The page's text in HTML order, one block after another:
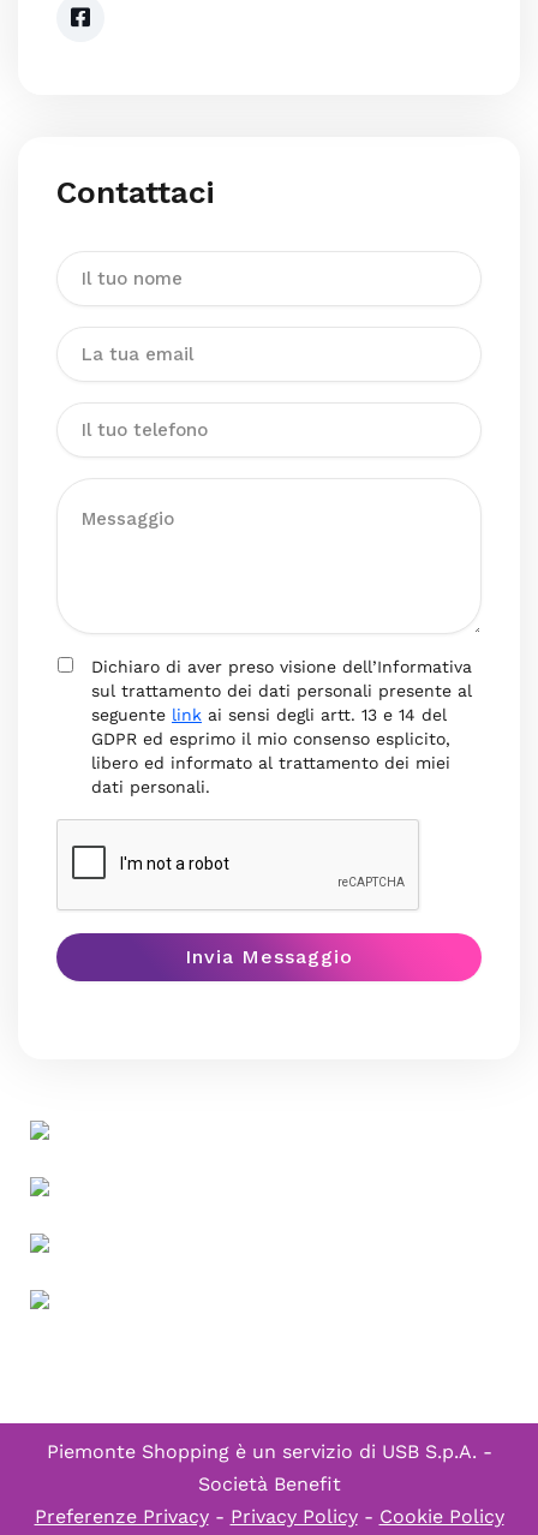
Contattaci
Dichiaro di aver preso visione dell’Informativa
sul trattamento dei dati personali presente al
seguente link ai sensi degli artt. 13 e 14 del
GDPR ed esprimo il mio consenso esplicito,
libero ed informato al trattamento dei miei
dati personali.
Piemonte Shopping è un servizio di USB S.p.A. -
Società Benefit
Preferenze Privacy- Privacy Policy- Cookie Policy